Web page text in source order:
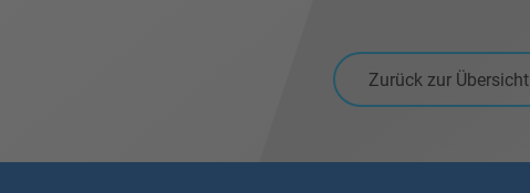
Zurück zur Übersicht